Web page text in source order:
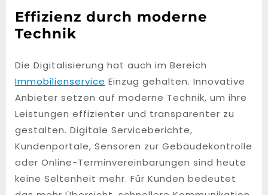
Effizienz durch moderne
Technik
Die Digitalisierung hat auch im Bereich
Immobilienservice Einzug gehalten. Innovative
Anbieter setzen auf moderne Technik, um ihre
Leistungen effizienter und transparenter zu
gestalten. Digitale Serviceberichte,
Kundenportale, Sensoren zur Gebäudekontrolle
oder Online-Terminvereinbarungen sind heute
keine Seltenheit mehr. Für Kunden bedeutet